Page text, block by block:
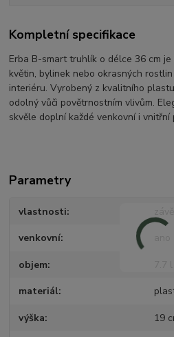
Kompletní specifikace
Erba B-smart truhlík o délce 36 cm
květin, bylinek nebo okrasných
interiéru. Vyrobený z kvalitního
odolný vůči povětrnostním vlivům.
skvěle doplní každé venkovní i vnitřní
Parametry
vlastnosti
venkovní
objem
materiál
výška 19